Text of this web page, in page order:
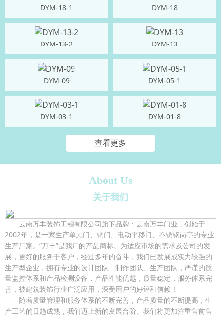
DYM-18-1 DYM-18
DYM-13-2 DYM-13
DYM-09 DYM-05-1
DYM-03-1 DYM-01-8
查看更多
About Us
关于我们
云南万丰装饰工程有限公司旗下品牌：云南万丰门业，创始于
2002年，是一家生产单元门、铜门、电动平移门、不锈钢岗亭的专业
生产厂家。“万丰”是我厂的产品商标。为适应市场的需求及公司的发
展，更好的服务于客户，经过多年的奋斗，我们已发展成实力较强的
生产型企业，拥有专业的设计团队、制作团队、生产团队，严谨的质
量监控体系和产品检测设备，产品性能优越，质量稳定，服务体系完
善，被建筑装饰行业广泛应用，深受用户的好评和信赖！
随着质量管理和服务体系的不断完善，产品质量的不断提高，生
产工艺的日趋成熟，我们迈上新的发展台阶。我们将更加注重售前售